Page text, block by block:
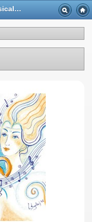
Amicizia - Casa Musicale Eco